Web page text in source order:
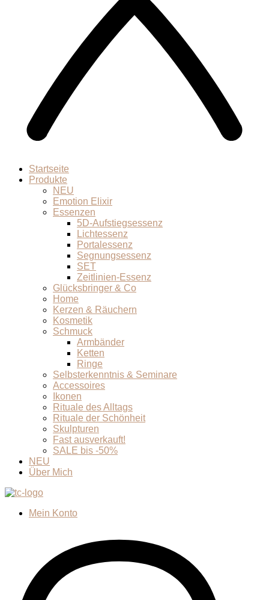
Startseite
Produkte
NEU
Emotion Elixir
Essenzen
5D-Aufstiegsessenz
Lichtessenz
Portalessenz
Segnungsessenz
SET
Zeitlinien-Essenz
Glücksbringer & Co
Home
Kerzen & Räuchern
Kosmetik
Schmuck
Armbänder
Ketten
Ringe
Selbsterkenntnis & Seminare
Accessoires
Ikonen
Rituale des Alltags
Rituale der Schönheit
Skulpturen
Fast ausverkauft!
SALE bis -50%
NEU
Über Mich
Mein Konto